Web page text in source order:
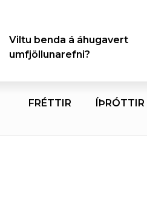
Viltu benda á áhugavert
umfjöllunarefni?
FRÉTTIR ÍÞRÓTTIR